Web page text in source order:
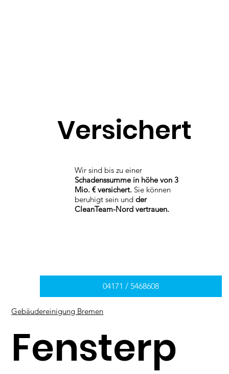
Versichert
Wir sind bis zu einer
Schadenssumme in höhe von 3
Mio. € versichert. Sie können
beruhigt sein undder
CleanTeam-Nord vertrauen.
04171 / 5468608
Gebäudereinigung Bremen
Fensterp